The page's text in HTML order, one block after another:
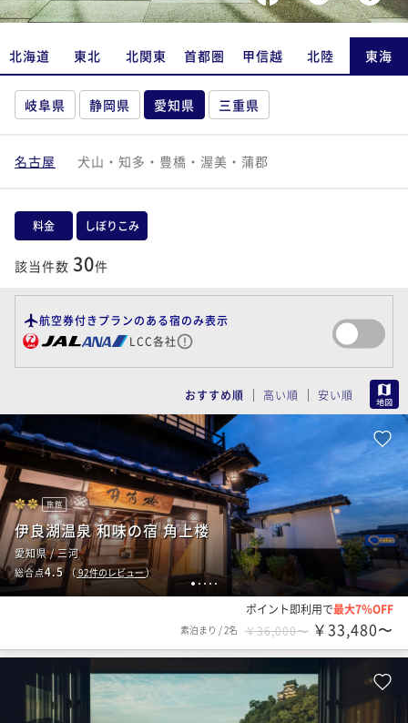
北海道 東北 北関東 首都圏 甲信越 北陸 東海
岐阜県 静岡県 愛知県 三重県
名古屋 犬山・知多・豊橋・渥美・蒲郡
料金 しぼりこみ
該当件数 30件
航空券付きプランのある宿のみ表示
LCC各社
おすすめ順 高い順 安い順
1 2 3 4 5
旅館
伊良湖温泉 和味の宿 角上楼
愛知県 / 三河
総合点4.5（92件のレビュー）
ポイント即利用で最大7％OFF
素泊まり /2名 ￥36,000〜 ￥33,480〜